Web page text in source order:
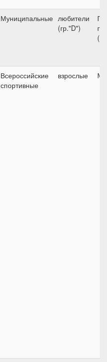
Муниципальные любители
(гр."D")
Всероссийские
спортивные
взрослые